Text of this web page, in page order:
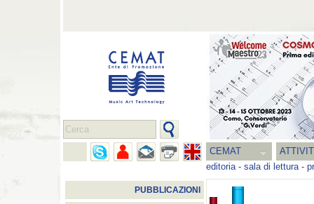
CEMAT
editoria- sala di lettura-
PUBBLICAZIONI